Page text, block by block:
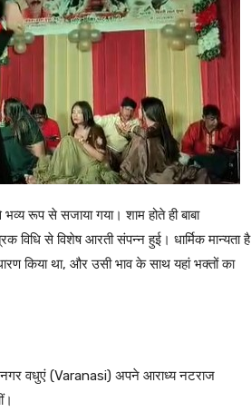
रूप से सजाया गया। शाम होते ही बाबा
विधि से विशेष आरती संपन्न हुई। धार्मिक मान्यता है
किया था, और उसी भाव के साथ यहां भक्तों का
नगर वधुएं (Varanasi) अपने आराध्य नटराज